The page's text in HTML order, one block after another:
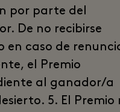
por parte del
De no recibirse
en caso de
el Premio
al ganador/a
5. El Premio